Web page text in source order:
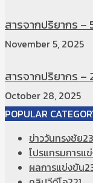
สารจากปริยากร –
November 5, 2025
สารจากปริยากร
October 28, 2025
POPULAR
ข่าววันทรงชัย
โปรแกรมการแ
ผลการแข่งขัน